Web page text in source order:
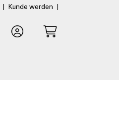
| Kunde werden |